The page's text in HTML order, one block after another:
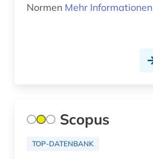
Normen Mehr Informationen
Scopus
TOP-DATENBANK